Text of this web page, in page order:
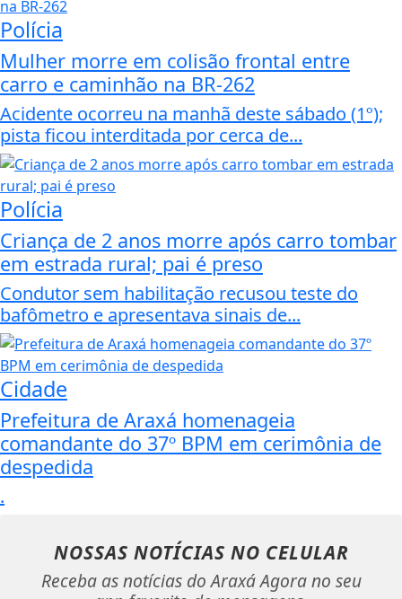
Polícia
Mulher morre em colisão frontal entre
carro e caminhão na BR-262
Acidente ocorreu na manhã deste sábado (1º);
pista ficou interditada por cerca de...
Polícia
Criança de 2 anos morre após carro tombar
em estrada rural; pai é preso
Condutor sem habilitação recusou teste do
bafômetro e apresentava sinais de...
Cidade
Prefeitura de Araxá homenageia
comandante do 37º BPM em cerimônia de
despedida
.
NOSSAS NOTÍCIAS NO CELULAR
Receba as notícias do Araxá Agora no seu